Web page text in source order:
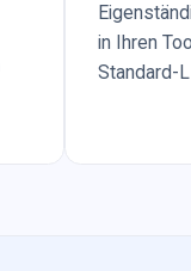
in Ihren
Standard-